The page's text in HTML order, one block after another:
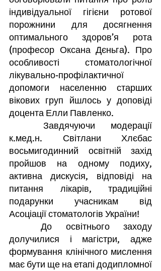
індивідуальної гігієни ротової
порожнини для досягнення
оптимального здоров’я рота
(професор Оксана Дєньга). Про
особливості стоматологічної
лікувально-профілактичної
допомоги населенню старших
вікових груп йшлось у доповіді
доцента Елли Павленко.
к.мед.н. Світлани Хлєбас
восьмигодинний освітній захід
пройшов на одному подиху,
активна дискусія, відповіді на
питання лікарів, традиційні
подарунки учасникам від
Асоціації стоматологів України!
	До освітнього заходу
долучилися і магістри, адже
формування клінічного мислення
має бути ще на етапі додипломної